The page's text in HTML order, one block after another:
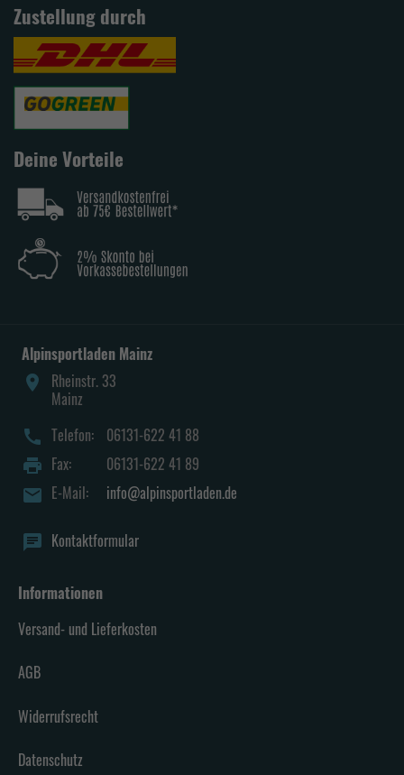
Zustellung durch
Deine Vorteile
Alpinsportladen Mainz
place
Rheinstr. 33
Mainz
call Telefon:
06131-622 41 88
print Fax:
06131-622 41 89
mail E-Mail: info@alpinsportladen.de
chat Kontaktformular
Informationen
Versand- und Lieferkosten
AGB
Widerrufsrecht
Datenschutz